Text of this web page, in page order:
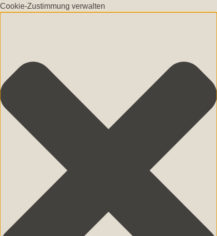
Cookie-Zustimmung verwalten